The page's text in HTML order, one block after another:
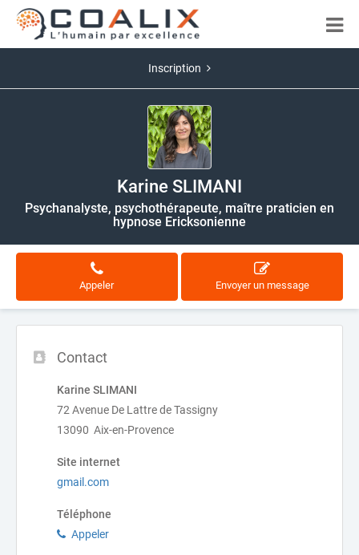
Inscription
Karine SLIMANI
Psychanalyste, psychothérapeute, maître praticien en
hypnose Ericksonienne
Appeler Envoyer un message
Contact
Karine SLIMANI
72 Avenue De Lattre de Tassigny
13090 Aix-en-Provence
Site internet
gmail.com
Téléphone
Appeler